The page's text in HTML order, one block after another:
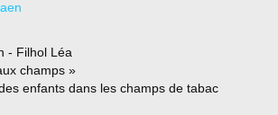
- Filhol Léa
champs »
enfants dans les champs de tabac